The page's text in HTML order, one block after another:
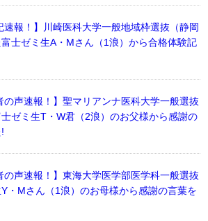
速報！】川崎医科大学一般地域枠選抜（静岡
士ゼミ生A・Mさん（1浪）から合格体験記
の声速報！】聖マリアンナ医科大学一般選抜
士ゼミ生T・W君（2浪）のお父様から感謝の
の声速報！】東海大学医学部医学科一般選抜
・Mさん（1浪）のお母様から感謝の言葉を